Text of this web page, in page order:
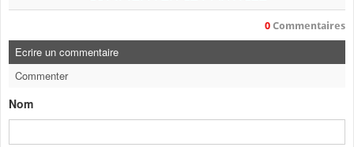
0 Commentaires
Ecrire un commentaire
Commenter
Nom